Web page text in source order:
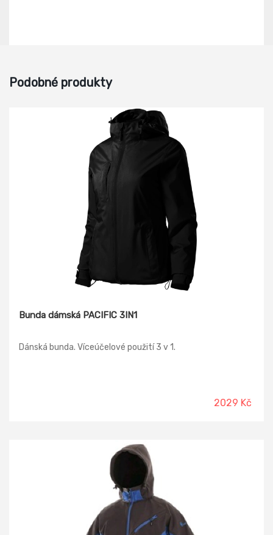
Podobné produkty
Bunda dámská PACIFIC 3IN1
Dánská bunda. Víceúčelové použití 3 v 1.
2029 Kč